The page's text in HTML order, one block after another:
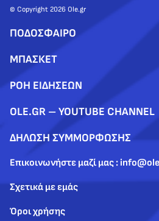
© Copyright 2026 Ole.gr
ΠΟΔΟΣΦΑΙΡΟ
ΜΠΑΣΚΕΤ
ΡΟΗ ΕΙΔΗΣΕΩΝ
OLE.GR – YOUTUBE CHANNEL
ΔΗΛΩΣΗ ΣΥΜΜΟΡΦΩΣΗΣ
Επικοινωνήστε μαζί μας :
Σχετικά με εμάς
Όροι χρήσης